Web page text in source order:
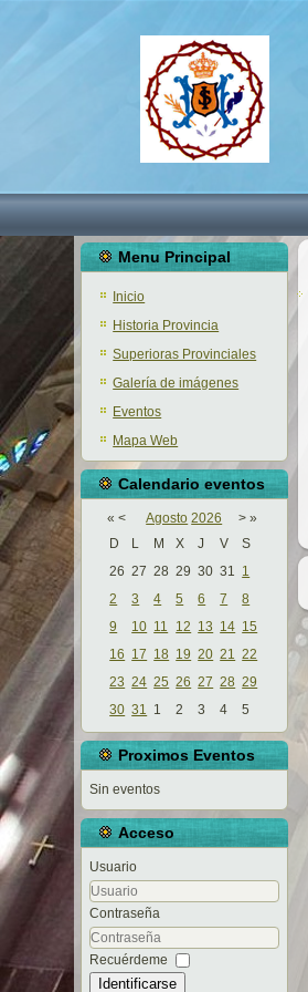
Menu Principal
Inicio
Historia Provincia
Superioras Provinciales
Galería de imágenes
Eventos
Mapa Web
Calendario eventos
« < Agosto 2026 > »
D
L M X J V
S
26 27 28 29 30 31 1
2
3 4 5 6 7
8
9
10 11 12 13 14 15
16 17 18 19 20 21 22
23 24 25 26 27 28 29
30 31 1 2 3 4 5
Proximos Eventos
Sin eventos
Acceso
Usuario
Contraseña
Recuérdeme
Identificarse